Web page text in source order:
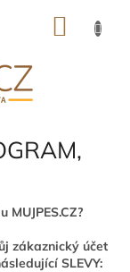
zákaznický účet
SLEVY: